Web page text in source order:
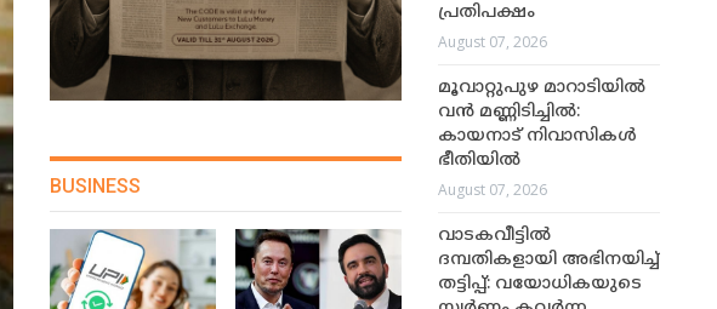
BUSINESS
പ്രതിപക്ഷം
August 07, 2026
മൂവാറ്റുപുഴ മാറാടിയിൽ
വൻ മണ്ണിടിച്ചിൽ:
കായനാട് നിവാസികൾ
ഭീതിയിൽ
August 07, 2026
വാടകവീട്ടിൽ
ദമ്പതികളായി അഭിനയിച്ച്
തട്ടിപ്പ്: വയോധികയുടെ